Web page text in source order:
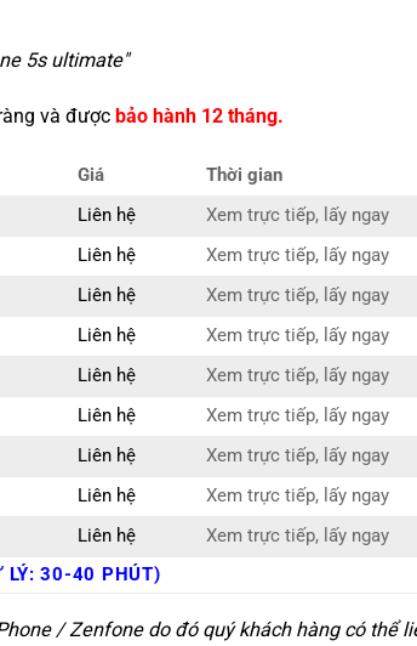
5s ultimate"
và được bảo hành 12 tháng.
Giá
Thời gian
Liên hệ
Xem trực tiếp, lấy ngay
Liên hệ
Xem trực tiếp, lấy ngay
Liên hệ
Xem trực tiếp, lấy ngay
Liên hệ
Xem trực tiếp, lấy ngay
Liên hệ
Xem trực tiếp, lấy ngay
Liên hệ
Xem trực tiếp, lấy ngay
Liên hệ
Xem trực tiếp, lấy ngay
Liên hệ
Xem trực tiếp, lấy ngay
Liên hệ
Xem trực tiếp, lấy ngay
LÝ: 30-40 PHÚT)
/ Zenfone do đó quý khách hàng có thể